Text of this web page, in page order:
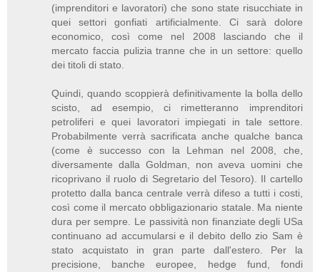
(imprenditori e lavoratori) che sono state risucchiate in
quei settori gonfiati artificialmente. Ci sarà dolore
economico, così come nel 2008 lasciando che il
mercato faccia pulizia tranne che in un settore: quello
dei titoli di stato.
Quindi, quando scoppierà definitivamente la bolla dello
scisto, ad esempio, ci rimetteranno imprenditori
petroliferi e quei lavoratori impiegati in tale settore.
Probabilmente verrà sacrificata anche qualche banca
(come è successo con la Lehman nel 2008, che,
diversamente dalla Goldman, non aveva uomini che
ricoprivano il ruolo di Segretario del Tesoro). Il cartello
protetto dalla banca centrale verrà difeso a tutti i costi,
così come il mercato obbligazionario statale. Ma niente
dura per sempre. Le passività non finanziate degli USa
continuano ad accumularsi e il debito dello zio Sam è
stato acquistato in gran parte dall'estero. Per la
precisione, banche europee, hedge fund, fondi